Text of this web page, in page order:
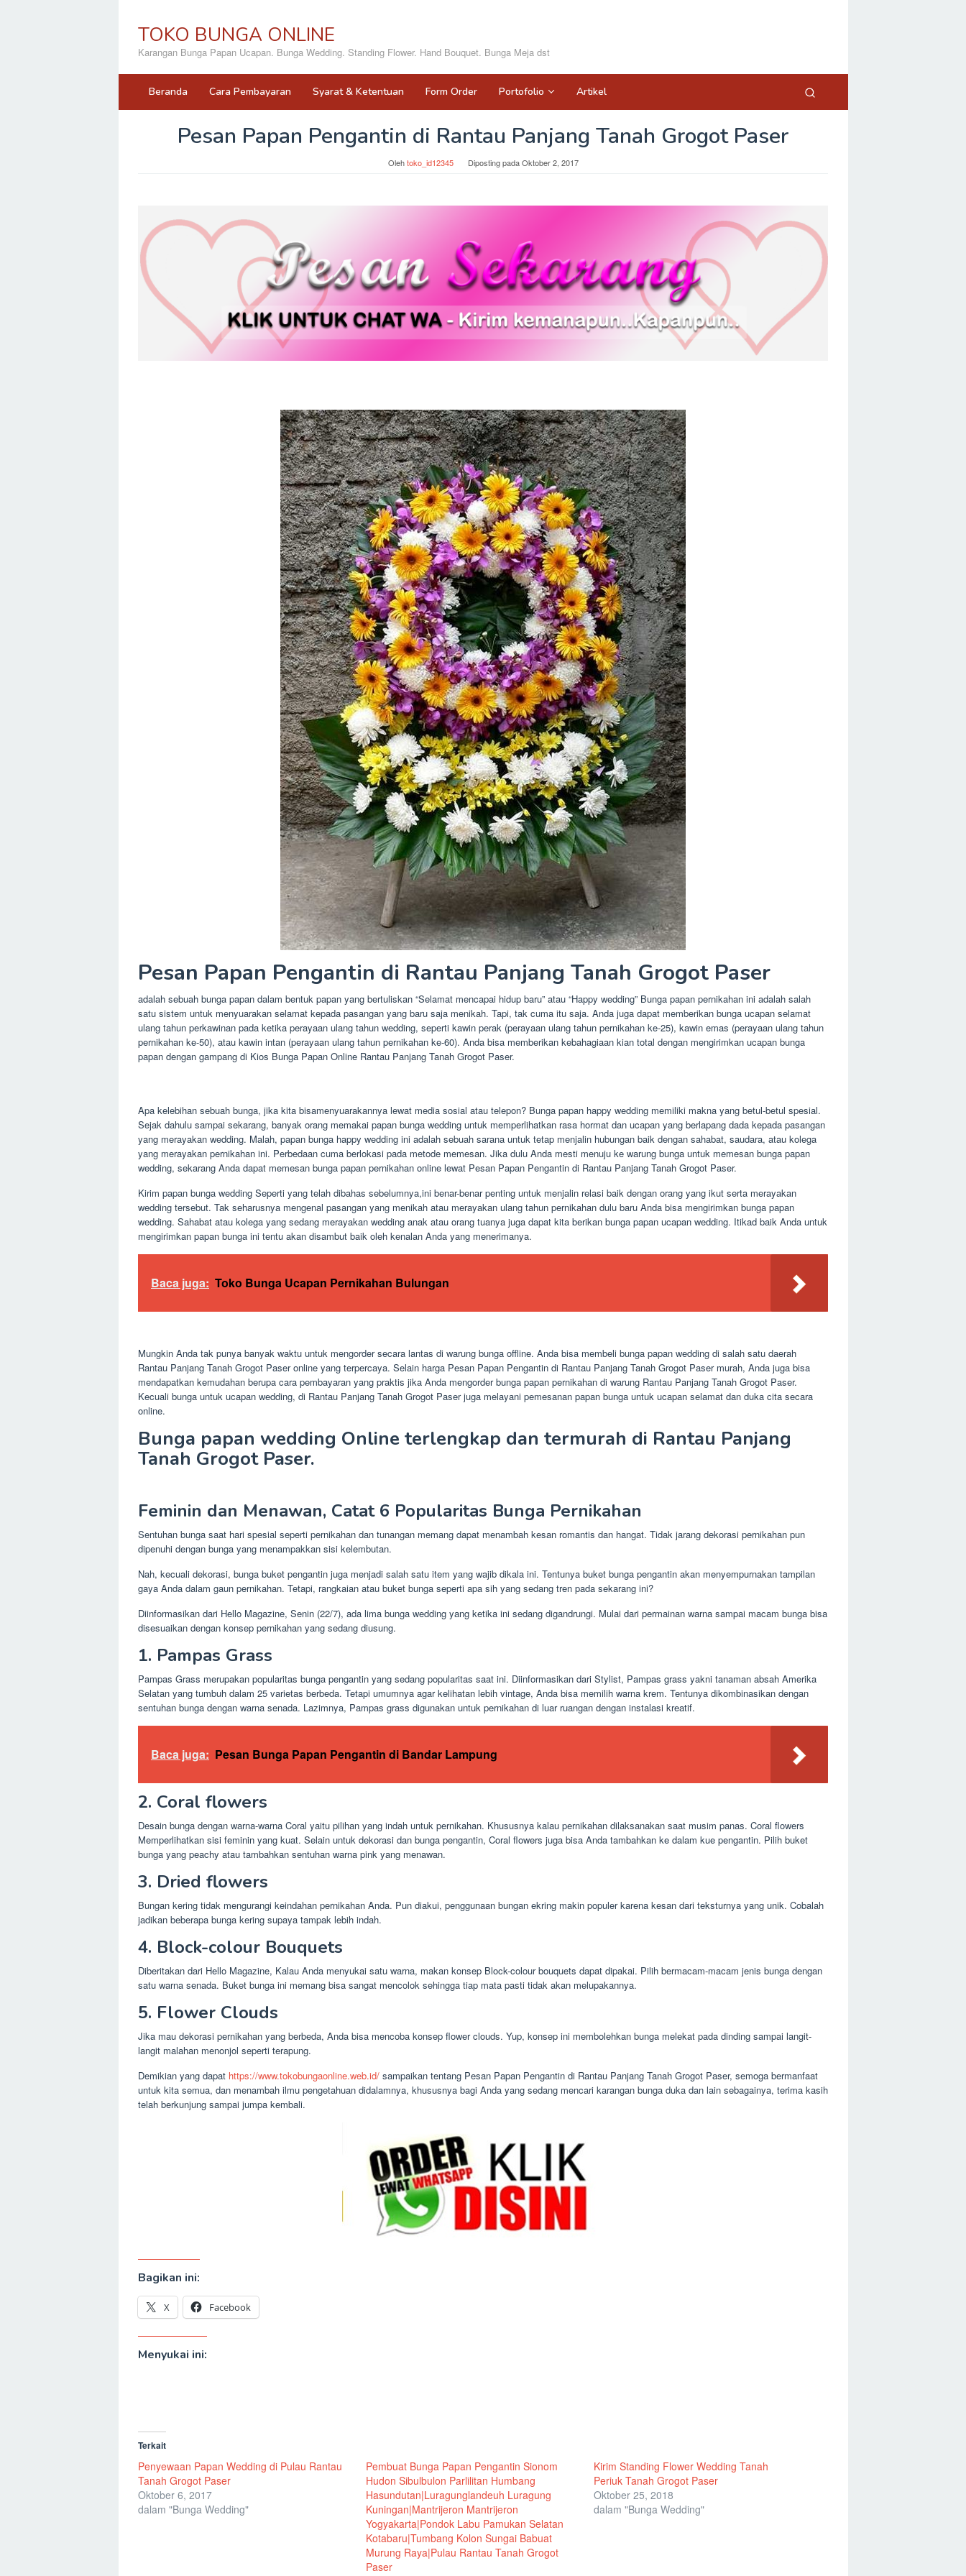
TOKO BUNGA ONLINE
Karangan Bunga Papan Ucapan. Bunga Wedding. Standing Flower. Hand Bouquet. Bunga Meja dst
Beranda Cara Pembayaran Syarat & Ketentuan Form Order Portofolio Artikel
Pesan Papan Pengantin di Rantau Panjang Tanah Grogot Paser
Olehtoko_id12345 Diposting padaOktober 2, 2017
Pesan Papan Pengantin di Rantau Panjang Tanah Grogot Paser
adalah sebuah bunga papan dalam bentuk papan yang bertuliskan “Selamat mencapai hidup baru” atau “Happy wedding” Bunga papan pernikahan ini adalah salah
satu sistem untuk menyuarakan selamat kepada pasangan yang baru saja menikah. Tapi, tak cuma itu saja. Anda juga dapat memberikan bunga ucapan selamat
ulang tahun perkawinan pada ketika perayaan ulang tahun wedding, seperti kawin perak (perayaan ulang tahun pernikahan ke-25), kawin emas (perayaan ulang tahun
pernikahan ke-50), atau kawin intan (perayaan ulang tahun pernikahan ke-60). Anda bisa memberikan kebahagiaan kian total dengan mengirimkan ucapan bunga
papan dengan gampang di Kios Bunga Papan Online Rantau Panjang Tanah Grogot Paser.
Apa kelebihan sebuah bunga, jika kita bisamenyuarakannya lewat media sosial atau telepon? Bunga papan happy wedding memiliki makna yang betul-betul spesial.
Sejak dahulu sampai sekarang, banyak orang memakai papan bunga wedding untuk memperlihatkan rasa hormat dan ucapan yang berlapang dada kepada pasangan
yang merayakan wedding. Malah, papan bunga happy wedding ini adalah sebuah sarana untuk tetap menjalin hubungan baik dengan sahabat, saudara, atau kolega
yang merayakan pernikahan ini. Perbedaan cuma berlokasi pada metode memesan. Jika dulu Anda mesti menuju ke warung bunga untuk memesan bunga papan
wedding, sekarang Anda dapat memesan bunga papan pernikahan online lewat Pesan Papan Pengantin di Rantau Panjang Tanah Grogot Paser.
Kirim papan bunga wedding Seperti yang telah dibahas sebelumnya,ini benar-benar penting untuk menjalin relasi baik dengan orang yang ikut serta merayakan
wedding tersebut. Tak seharusnya mengenal pasangan yang menikah atau merayakan ulang tahun pernikahan dulu baru Anda bisa mengirimkan bunga papan
wedding. Sahabat atau kolega yang sedang merayakan wedding anak atau orang tuanya juga dapat kita berikan bunga papan ucapan wedding. Itikad baik Anda untuk
mengirimkan papan bunga ini tentu akan disambut baik oleh kenalan Anda yang menerimanya.
Baca juga: Toko Bunga Ucapan Pernikahan Bulungan
Mungkin Anda tak punya banyak waktu untuk mengorder secara lantas di warung bunga offline. Anda bisa membeli bunga papan wedding di salah satu daerah
Rantau Panjang Tanah Grogot Paser online yang terpercaya. Selain harga Pesan Papan Pengantin di Rantau Panjang Tanah Grogot Paser murah, Anda juga bisa
mendapatkan kemudahan berupa cara pembayaran yang praktis jika Anda mengorder bunga papan pernikahan di warung Rantau Panjang Tanah Grogot Paser.
Kecuali bunga untuk ucapan wedding, di Rantau Panjang Tanah Grogot Paser juga melayani pemesanan papan bunga untuk ucapan selamat dan duka cita secara
online.
Bunga papan wedding Online terlengkap dan termurah di Rantau Panjang
Tanah Grogot Paser.
Feminin dan Menawan, Catat 6 Popularitas Bunga Pernikahan
Sentuhan bunga saat hari spesial seperti pernikahan dan tunangan memang dapat menambah kesan romantis dan hangat. Tidak jarang dekorasi pernikahan pun
dipenuhi dengan bunga yang menampakkan sisi kelembutan.
Nah, kecuali dekorasi, bunga buket pengantin juga menjadi salah satu item yang wajib dikala ini. Tentunya buket bunga pengantin akan menyempurnakan tampilan
gaya Anda dalam gaun pernikahan. Tetapi, rangkaian atau buket bunga seperti apa sih yang sedang tren pada sekarang ini?
Diinformasikan dari Hello Magazine, Senin (22/7), ada lima bunga wedding yang ketika ini sedang digandrungi. Mulai dari permainan warna sampai macam bunga bisa
disesuaikan dengan konsep pernikahan yang sedang diusung.
1. Pampas Grass
Pampas Grass merupakan popularitas bunga pengantin yang sedang popularitas saat ini. Diinformasikan dari Stylist, Pampas grass yakni tanaman absah Amerika
Selatan yang tumbuh dalam 25 varietas berbeda. Tetapi umumnya agar kelihatan lebih vintage, Anda bisa memilih warna krem. Tentunya dikombinasikan dengan
sentuhan bunga dengan warna senada. Lazimnya, Pampas grass digunakan untuk pernikahan di luar ruangan dengan instalasi kreatif.
Baca juga: Pesan Bunga Papan Pengantin di Bandar Lampung
2. Coral flowers
Desain bunga dengan warna-warna Coral yaitu pilihan yang indah untuk pernikahan. Khususnya kalau pernikahan dilaksanakan saat musim panas. Coral flowers
Memperlihatkan sisi feminin yang kuat. Selain untuk dekorasi dan bunga pengantin, Coral flowers juga bisa Anda tambahkan ke dalam kue pengantin. Pilih buket
bunga yang peachy atau tambahkan sentuhan warna pink yang menawan.
3. Dried flowers
Bungan kering tidak mengurangi keindahan pernikahan Anda. Pun diakui, penggunaan bungan ekring makin populer karena kesan dari teksturnya yang unik. Cobalah
jadikan beberapa bunga kering supaya tampak lebih indah.
4. Block-colour Bouquets
Diberitakan dari Hello Magazine, Kalau Anda menyukai satu warna, makan konsep Block-colour bouquets dapat dipakai. Pilih bermacam-macam jenis bunga dengan
satu warna senada. Buket bunga ini memang bisa sangat mencolok sehingga tiap mata pasti tidak akan melupakannya.
5. Flower Clouds
Jika mau dekorasi pernikahan yang berbeda, Anda bisa mencoba konsep flower clouds. Yup, konsep ini membolehkan bunga melekat pada dinding sampai langit-
langit malahan menonjol seperti terapung.
Demikian yang dapat https://www.tokobungaonline.web.id/ sampaikan tentang Pesan Papan Pengantin di Rantau Panjang Tanah Grogot Paser, semoga bermanfaat
untuk kita semua, dan menambah ilmu pengetahuan didalamnya, khususnya bagi Anda yang sedang mencari karangan bunga duka dan lain sebagainya, terima kasih
telah berkunjung sampai jumpa kembali.
Bagikan ini:
X Facebook
Menyukai ini:
Terkait
Penyewaan Papan Wedding di Pulau Rantau
Tanah Grogot Paser
Oktober 6, 2017
dalam "Bunga Wedding"
Pembuat Bunga Papan Pengantin Sionom
Hudon Sibulbulon Parlilitan Humbang
Hasundutan|Luragunglandeuh Luragung
Kuningan|Mantrijeron Mantrijeron
Yogyakarta|Pondok Labu Pamukan Selatan
Kotabaru|Tumbang Kolon Sungai Babuat
Murung Raya|Pulau Rantau Tanah Grogot
Paser
Kirim Standing Flower Wedding Tanah
Periuk Tanah Grogot Paser
Oktober 25, 2018
dalam "Bunga Wedding"